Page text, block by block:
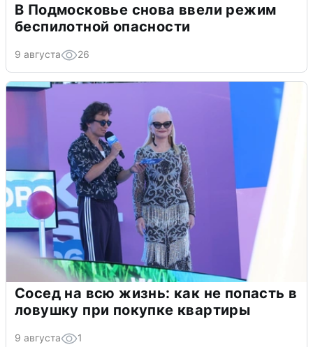
В Подмосковье снова ввели режим
беспилотной опасности
9 августа 26
Сосед на всю жизнь: как не попасть в
ловушку при покупке квартиры
9 августа 1